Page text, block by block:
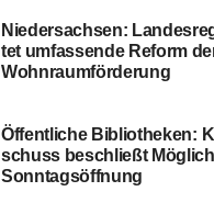
Nie­der­sach­sen:
tet umfas­sen­de Reform
Wohnraumförderung
Öffent­li­che Biblio­the­ken:
schuss beschließt
Sonntagsöffnung